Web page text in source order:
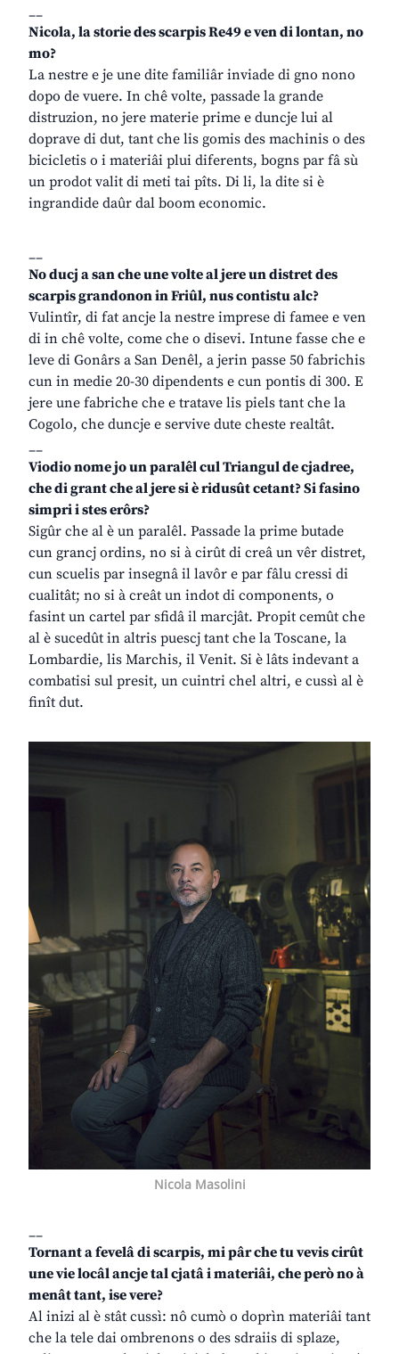
__
Nicola, la storie des scarpis Re49 e ven di lontan, no
mo?
La nestre e je une dite familiâr inviade di gno nono
dopo de vuere. In chê volte, passade la grande
distruzion, no jere materie prime e duncje lui al
doprave di dut, tant che lis gomis des machinis o des
bicicletis o i materiâi plui diferents, bogns par fâ sù
un prodot valit di meti tai pîts. Di li, la dite si è
ingrandide daûr dal boom economic.
__
No ducj a san che une volte al jere un distret des
scarpis grandonon in Friûl, nus contistu alc?
Vulintîr, di fat ancje la nestre imprese di famee e ven
di in chê volte, come che o disevi. Intune fasse che e
leve di Gonârs a San Denêl, a jerin passe 50 fabrichis
cun in medie 20-30 dipendents e cun pontis di 300. E
jere une fabriche che e tratave lis piels tant che la
Cogolo, che duncje e servive dute cheste realtât.
__
Viodio nome jo un paralêl cul Triangul de cjadree,
che di grant che al jere si è ridusût cetant? Si fasino
simpri i stes erôrs?
Sigûr che al è un paralêl. Passade la prime butade
cun grancj ordins, no si à cirût di creâ un vêr distret,
cun scuelis par insegnâ il lavôr e par fâlu cressi di
cualitât; no si à creât un indot di components, o
fasint un cartel par sfidâ il marcjât. Propit cemût che
al è sucedût in altris puescj tant che la Toscane, la
Lombardie, lis Marchis, il Venit. Si è lâts indevant a
combatisi sul presit, un cuintri chel altri, e cussì al è
finît dut.
Nicola Masolini
__
Tornant a fevelâ di scarpis, mi pâr che tu vevis cirût
une vie locâl ancje tal cjatâ i materiâi, che però no à
menât tant, ise vere?
Al inizi al è stât cussì: nô cumò o doprìn materiâi tant
che la tele dai ombrenons o des sdraiis di splaze,